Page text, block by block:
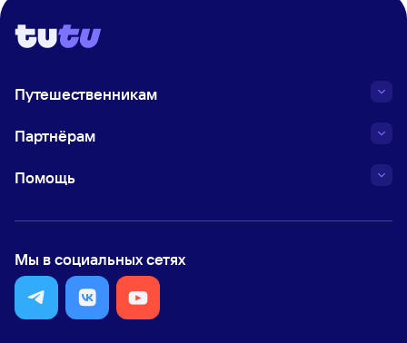
Путешественникам
Партнёрам
Помощь
Мы в социальных сетях